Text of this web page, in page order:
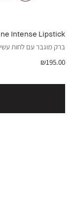
Intense Lipstick
ברק מוגבר עם לחות
₪195.00